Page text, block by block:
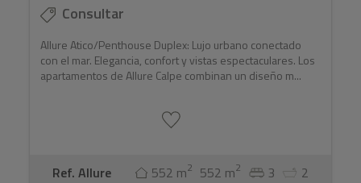
Consultar
Allure Atico/Penthouse Duplex: Lujo urbano conectado
con el mar. Elegancia, confort y vistas espectaculares. Los
apartamentos de Allure Calpe combinan un diseño m...
Ref. Allure 552 m2 552 m2 3 2